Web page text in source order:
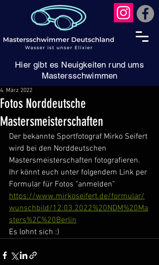
Hier gibt es Neuigkeiten rund ums
Mastersschwimmen
Fotos Norddeutsche
Mastersmeisterschaften
4. März 2022
Der bekannte Sportfotograf Mirko Seifert
wird bei den Norddeutschen
Mastersmeisterschaften fotografieren.
Ihr könnt euch unter folgendem Link per
Formular für Fotos "anmelden"
https://www.mirkoseifert.de/formular/
wunschbild/12.03.2022%20NDM%20Ma
sters%2C%20Berlin
Es lohnt sich :)